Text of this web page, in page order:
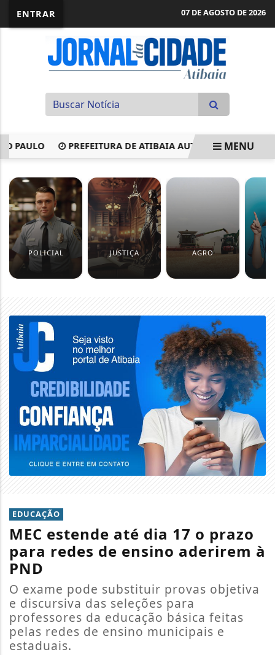
ENTRAR 07 DE AGOSTO DE 2026
PREFEITURA DE ATIBAIA AUTORIZA MENU
POLICIAL JUSTIÇA AGRO
EDUCAÇÃO
MEC estende até dia 17 o prazo
para redes de ensino aderirem à
PND
O exame pode substituir provas objetiva
e discursiva das seleções para
professores da educação básica feitas
pelas redes de ensino municipais e
estaduais.